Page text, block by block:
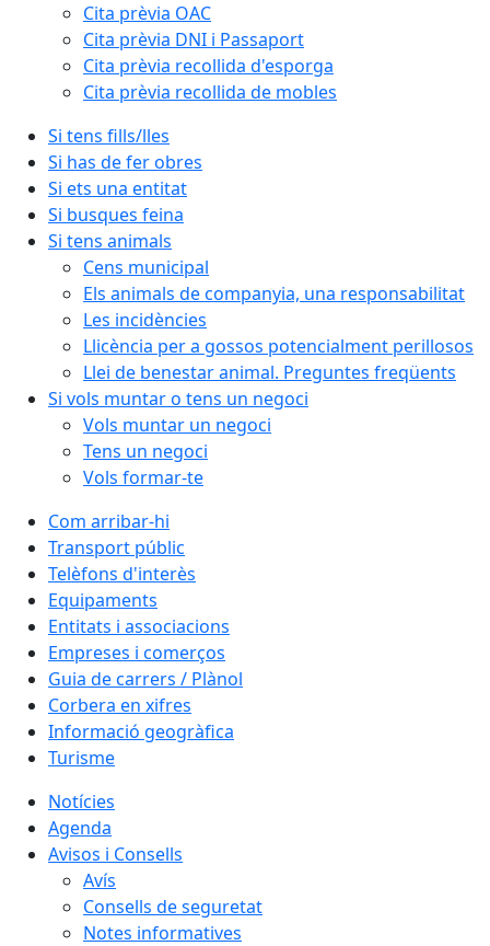
Cita prèvia OAC
Cita prèvia DNI i Passaport
Cita prèvia recollida d'esporga
Cita prèvia recollida de mobles
Si tens fills/lles
Si has de fer obres
Si ets una entitat
Si busques feina
Si tens animals
Cens municipal
Els animals de companyia, una responsabilitat
Les incidències
Llicència per a gossos potencialment perillosos
Llei de benestar animal. Preguntes freqüents
Si vols muntar o tens un negoci
Vols muntar un negoci
Tens un negoci
Vols formar-te
Com arribar-hi
Transport públic
Telèfons d'interès
Equipaments
Entitats i associacions
Empreses i comerços
Guia de carrers / Plànol
Corbera en xifres
Informació geogràfica
Turisme
Notícies
Agenda
Avisos i Consells
Avís
Consells de seguretat
Notes informatives